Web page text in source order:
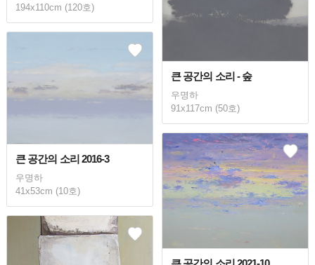
194x110cm (120호)
큰 공간의 소리 - 숲
우명하
91x117cm (50호)
큰 공간의 소리 2016-3
우명하
41x53cm (10호)